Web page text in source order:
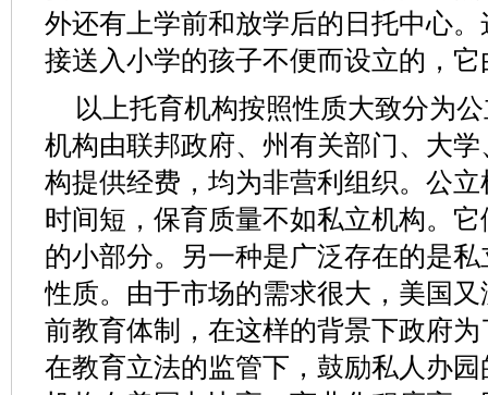
外还有上学前和放学后的日托中心
接送入小学的孩子不便而设立的，
以上托育机构按照性质大致分为
机构由联邦政府、州有关部门、大
构提供经费，均为非营利组织。公
时间短，保育质量不如私立机构。
的小部分。另一种是广泛存在的是
性质。由于市场的需求很大，美国
前教育体制，在这样的背景下政府
在教育立法的监管下，鼓励私人办